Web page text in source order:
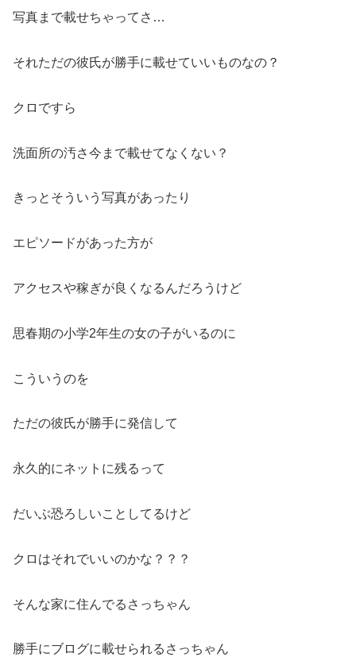
写真まで載せちゃってさ…
それただの彼氏が勝手に載せていいものなの？
クロですら
洗面所の汚さ今まで載せてなくない？
きっとそういう写真があったり
エピソードがあった方が
アクセスや稼ぎが良くなるんだろうけど
思春期の小学2年生の女の子がいるのに
こういうのを
ただの彼氏が勝手に発信して
永久的にネットに残るって
だいぶ恐ろしいことしてるけど
クロはそれでいいのかな？？？
そんな家に住んでるさっちゃん
勝手にブログに載せられるさっちゃん